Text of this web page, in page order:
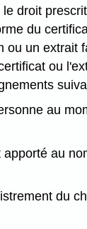
droit
du
ou un extrait
ou
au
au
du